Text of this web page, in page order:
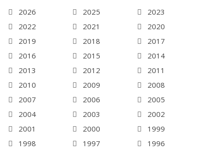
2026 2025
2023
2022
2021
2020
2019
2018
2017
2016
2015
2014
2013
2012
2011
2010
2009
2008
2007
2006
2005
2004
2003
2002
2001
2000
1999
1998
1997
1996